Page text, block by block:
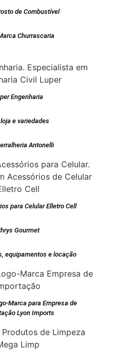
de Combustível
Churrascaria
Engenharia
e variedades
Antonelli
para Celular Elletro Cell
Gourmet
equipamentos e locação
Marca para Empresa de
Lyon Imports